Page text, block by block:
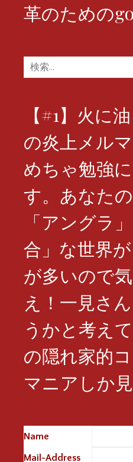
革のための
検
索:
【#1】火に
の炎上メル
めちゃ勉強
す。あなた
「アングラ
合」な世界
が多いので
え！一見さ
うかと考え
の隠れ家的
マニアしか
Name
Mail-Address